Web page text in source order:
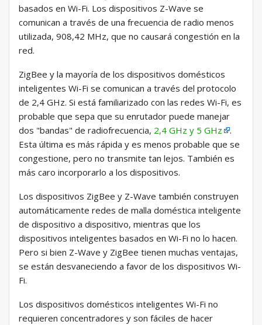
basados ​​en Wi-Fi. Los dispositivos Z-Wave se
comunican a través de una frecuencia de radio menos
utilizada, 908,42 MHz, que no causará congestión en la
red.
ZigBee y la mayoría de los dispositivos domésticos
inteligentes Wi-Fi se comunican a través del protocolo
de 2,4 GHz. Si está familiarizado con las redes Wi-Fi, es
probable que sepa que su enrutador puede manejar
dos "bandas" de radiofrecuencia, 2,4 GHz y 5 GHz
.
Esta última es más rápida y es menos probable que se
congestione, pero no transmite tan lejos. También es
más caro incorporarlo a los dispositivos.
Los dispositivos ZigBee y Z-Wave también construyen
automáticamente redes de malla doméstica inteligente
de dispositivo a dispositivo, mientras que los
dispositivos inteligentes basados ​​en Wi-Fi no lo hacen.
Pero si bien Z-Wave y ZigBee tienen muchas ventajas,
se están desvaneciendo a favor de los dispositivos Wi-
Fi.
Los dispositivos domésticos inteligentes Wi-Fi no
requieren concentradores y son fáciles de hacer